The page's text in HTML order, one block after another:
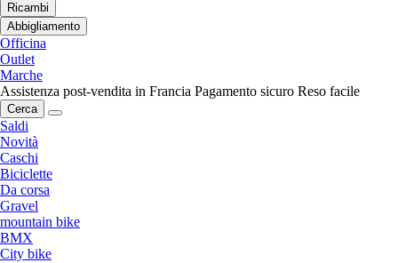
Ricambi
Abbigliamento
Officina
Outlet
Marche
Assistenza post-vendita in Francia Pagamento sicuro Reso facile
Cerca
Saldi
Novità
Caschi
Biciclette
Da corsa
Gravel
mountain bike
BMX
City bike